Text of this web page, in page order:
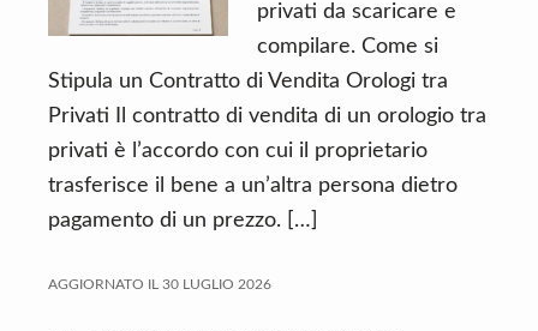
privati da scaricare e
compilare. Come si
Stipula un Contratto di Vendita Orologi tra
Privati Il contratto di vendita di un orologio tra
privati è l’accordo con cui il proprietario
trasferisce il bene a un’altra persona dietro
pagamento di un prezzo. […]
AGGIORNATO IL 30 LUGLIO 2026